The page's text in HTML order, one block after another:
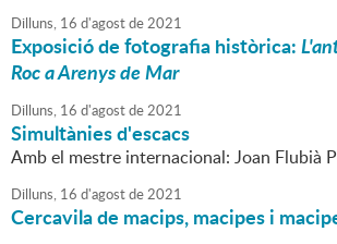
Dilluns, 16 d'agostde2021
Exposició de fotografia històrica:
Roc a Arenys de Mar
Dilluns, 16 d'agostde2021
Simultànies d'escacs
Amb el mestre internacional: Joan Flubià
Dilluns, 16 d'agostde2021
Cercavila de macips, macipes i